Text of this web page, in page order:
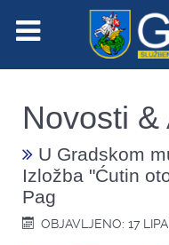
Novosti &
U Gradskom
Izložba "Ćutin
Pag
OBJAVLJENO: 17